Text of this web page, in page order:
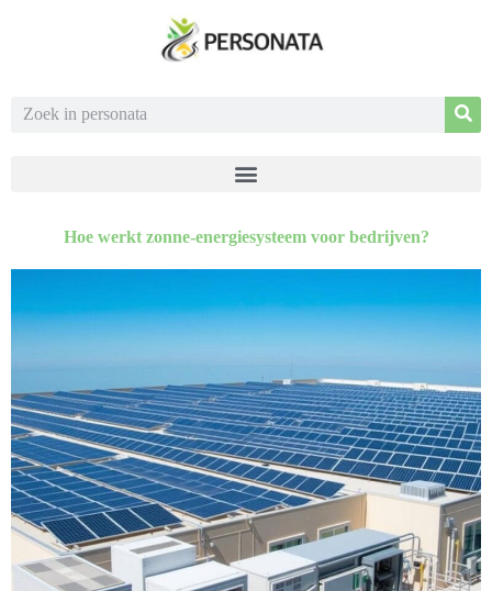
Hoe werkt zonne-energiesysteem voor bedrijven?